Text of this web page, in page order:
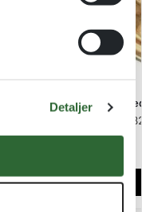
Detaljer